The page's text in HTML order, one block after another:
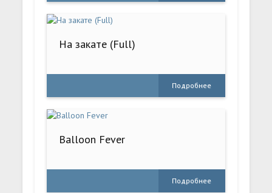
На закате (Full)
Подробнее
Balloon Fever
Подробнее